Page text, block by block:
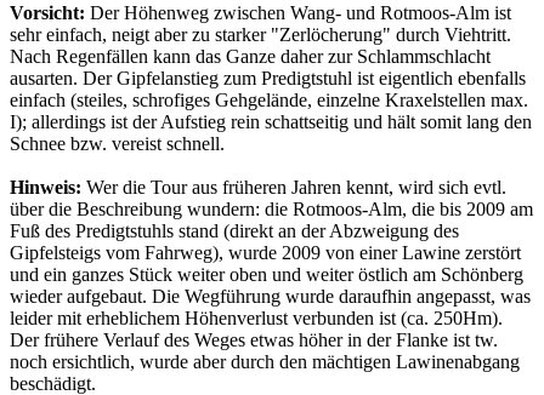
Vorsicht: Der Höhenweg zwischen Wang- und Rotmoos-Alm ist
sehr einfach, neigt aber zu starker "Zerlöcherung" durch Viehtritt.
Nach Regenfällen kann das Ganze daher zur Schlammschlacht
ausarten. Der Gipfelanstieg zum Predigtstuhl ist eigentlich ebenfalls
einfach (steiles, schrofiges Gehgelände, einzelne Kraxelstellen max.
I); allerdings ist der Aufstieg rein schattseitig und hält somit lang den
Schnee bzw. vereist schnell.
Hinweis: Wer die Tour aus früheren Jahren kennt, wird sich evtl.
über die Beschreibung wundern: die Rotmoos-Alm, die bis 2009 am
Fuß des Predigtstuhls stand (direkt an der Abzweigung des
Gipfelsteigs vom Fahrweg), wurde 2009 von einer Lawine zerstört
und ein ganzes Stück weiter oben und weiter östlich am Schönberg
wieder aufgebaut. Die Wegführung wurde daraufhin angepasst, was
leider mit erheblichem Höhenverlust verbunden ist (ca. 250Hm).
Der frühere Verlauf des Weges etwas höher in der Flanke ist tw.
noch ersichtlich, wurde aber durch den mächtigen Lawinenabgang
beschädigt.